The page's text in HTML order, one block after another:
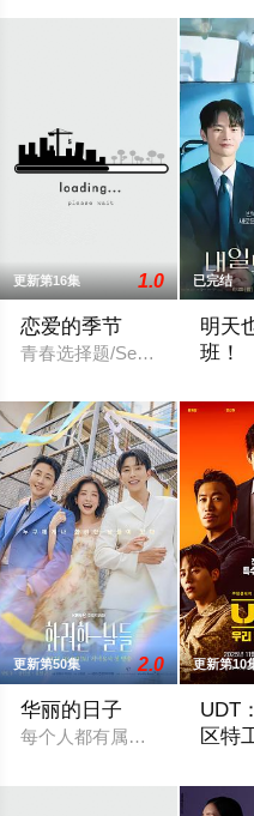
更新第16集 1.0
恋爱的季节
青春选择题/Seasons of
已完结
明天
班！
更新第50集 2.0
华丽的日子
每个人都有属于自己的辉煌
更新第10
UDT
区特